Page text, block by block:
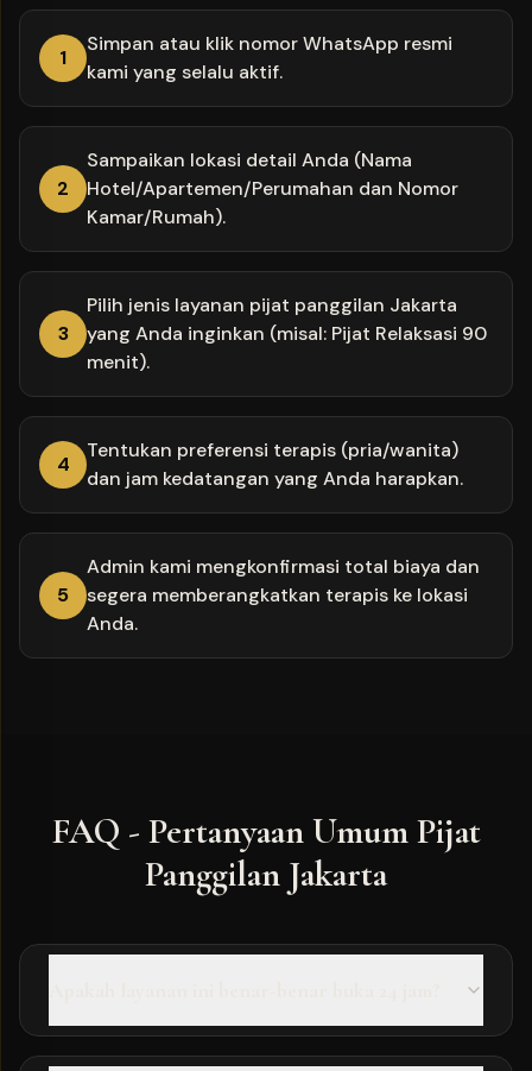
1
Simpan atau klik nomor WhatsApp resmi
kami yang selalu aktif.
2
Sampaikan lokasi detail Anda (Nama
Hotel/Apartemen/Perumahan dan Nomor
Kamar/Rumah).
3
Pilih jenis layanan pijat panggilan Jakarta
yang Anda inginkan (misal: Pijat Relaksasi 90
menit).
4
Tentukan preferensi terapis (pria/wanita)
dan jam kedatangan yang Anda harapkan.
5
Admin kami mengkonfirmasi total biaya dan
segera memberangkatkan terapis ke lokasi
Anda.
FAQ - Pertanyaan Umum Pijat
Panggilan Jakarta